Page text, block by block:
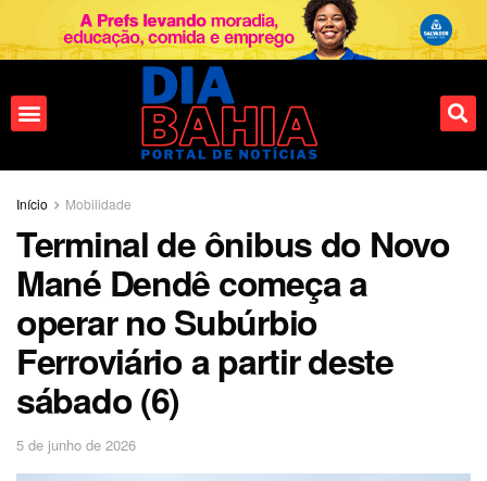
Início Mobilidade
Terminal de ônibus do Novo
Mané Dendê começa a
operar no Subúrbio
Ferroviário a partir deste
sábado (6)
5 de junho de 2026